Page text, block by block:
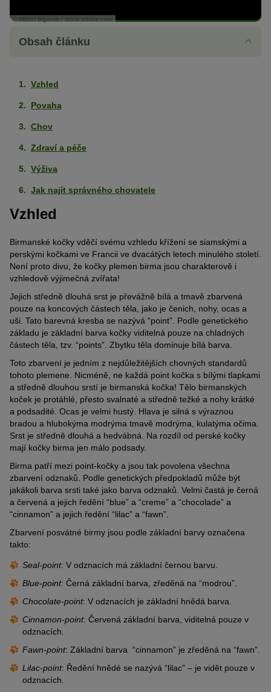
© Mikkel Bigandt / stock.adobe.com
Obsah článku
Vzhled
Povaha
Chov
Zdraví a péče
Výživa
Jak najít správného chovatele
Vzhled
Birmanské kočky vděčí svému vzhledu křížení se siamskými a
perskými kočkami ve Francii ve dvacátých letech minulého století.
Není proto divu, že kočky plemen birma jsou charakterově i
vzhledově výjimečná zvířata!
Jejich středně dlouhá srst je převážně bílá a tmavě zbarvená
pouze na koncových částech těla, jako je čenich, nohy, ocas a
uši. Tato barevná kresba se nazývá “point”. Podle genetického
základu je základní barva kočky viditelná pouze na chladných
částech těla, tzv. “points”. Zbytku těla dominuje bílá barva.
Toto zbarvení je jedním z nejdůležitějších chovných standardů
tohoto plemene. Nicméně, ne každá point kočka s bílými tlapkami
a středně dlouhou srstí je birmanská kočka! Tělo birmanských
koček je protáhlé, přesto svalnaté a středně težké a nohy krátké
a podsadité. Ocas je velmi hustý. Hlava je silná s výraznou
bradou a hlubokýma modrýma tmavě modrýma, kulatýma očima.
Srst je středně dlouhá a hedvábná. Na rozdíl od perské kočky
mají kočky birma jen málo podsady.
Birma patří mezi point-kočky a jsou tak povolena všechna
zbarvení odznaků. Podle genetických předpokladů může být
jakákoli barva srsti také jako barva odznaků. Velmi častá je černá
a červená a jejich ředění “blue” a “creme” a “chocolade” a
“cinnamon” a jejich ředění “lilac” a “fawn”.
Zbarvení posvátné birmy jsou podle základní barvy označena
takto:
Seal-point: V odznacích má základní černou barvu.
Blue-point: Černá základní barva, zředěná na “modrou”.
Chocolate-point: V odznacích je základní hnědá barva.
Cinnamon-point: Červená základní barva, viditelná pouze v
odznacích.
Fawn-point: Základní barva “cinnamon” je zředěná na “fawn”.
Lilac-point: Ředění hnědé se nazývá “lilac” – je vidět pouze v
odznacích.